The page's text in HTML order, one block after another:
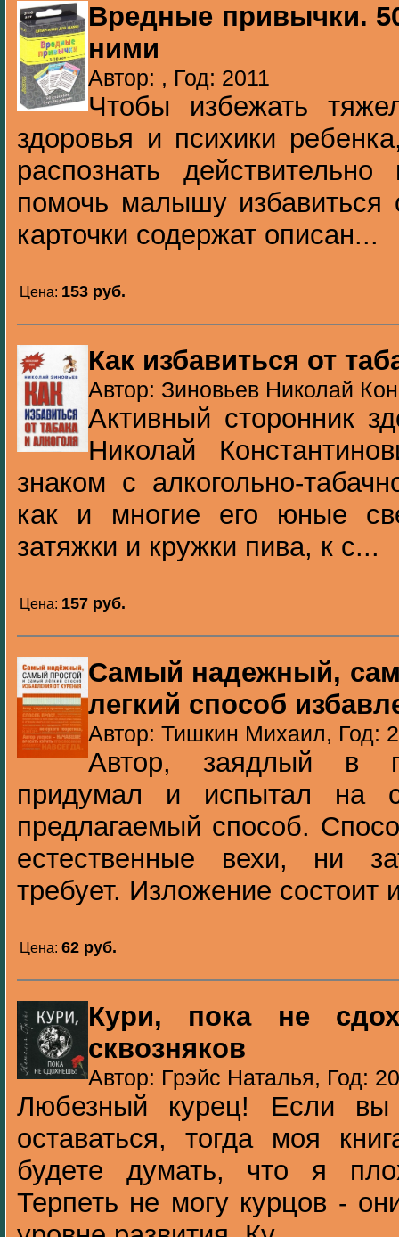
Вредные привычки.
ними
Автор: , Год: 2011
Чтобы избежать
здоровья и психики
распознать
помочь малышу избавиться
карточки содержат описан...
Цена: 153 pуб.
Как избавиться от
Автор: Зиновьев Николай
Активный сторонник
Николай
знаком с алкогольно-
как и многие его юные
затяжки и кружки пива, к с...
Цена: 157 pуб.
Самый надежный,
легкий способ
Автор: Тишкин Михаил, Год:
Автор, заядлый в
придумал и испытал на
предлагаемый способ.
естественные вехи, ни
требует. Изложение состоит
Цена: 62 pуб.
Кури, пока не
сквозняков
Автор: Грэйс Наталья, Год:
Любезный курец! Если
оставаться, тогда моя
будете думать, что я
Терпеть не могу курцов -